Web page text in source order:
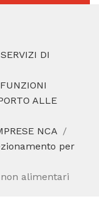
DI
ALLE
NCA
per
alimentari